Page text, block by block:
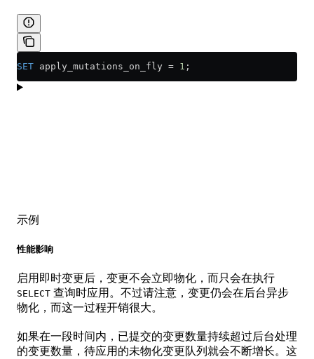
SET apply_mutations_on_fly = 1 ;
示例
性能影响
启用即时变更后，变更不会立即物化，而只会在执行
SELECT 查询时应用。不过请注意，变更仍会在后台异步
物化，而这一过程开销很大。
如果在一段时间内，已提交的变更数量持续超过后台处理
的变更数量，待应用的未物化变更队列就会不断增长。这